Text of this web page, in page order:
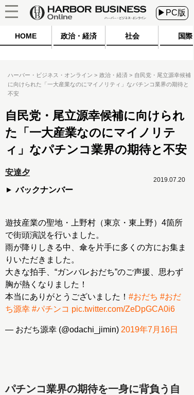
▶PC版
HOME 政治・経済 社会 国際
ハーバー・ビジネス・オンライン 政治・経済
自民党・尾立源幸候補
に向けられた「一大産業なのにマイノリティ」なパチンコ業界の期待と
不安
自民党・尾立源幸候補に向けられ
た「一大産業なのにマイノリテ
ィ」なパチンコ業界の期待と不安
安達夕
バックナンバー
2019.07.20
遊技産業の聖地・上野村（東京・東上野）4箇所
で街頭演説を行いました。
雨が降りしきる中、傘を片手に多くの方にお集ま
りいただきました。
大きな拍手、“ガンバレおだち”のご声援、思わず
胸が熱くなりました！
本当にありがとうございました！ #おだち #おだ
ち源幸 #パチンコ pic.twitter.com/ZeDpGCA0i6
— おだち源幸 (@odachi_jimin) 2019年7月16日
パチンコ業界の期待を一身に背負う自